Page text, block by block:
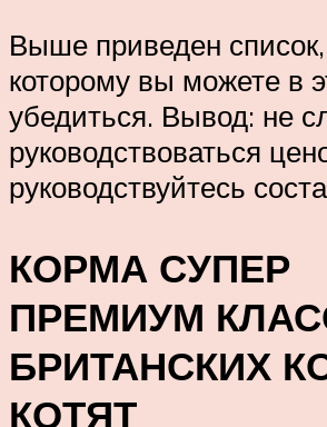
Выше приведен список,
которому вы можете в
убедиться. Вывод: не
руководствоваться
руководствуйтесь
КОРМА СУПЕР
ПРЕМИУМ
БРИТАНСКИХ
КОТЯТ